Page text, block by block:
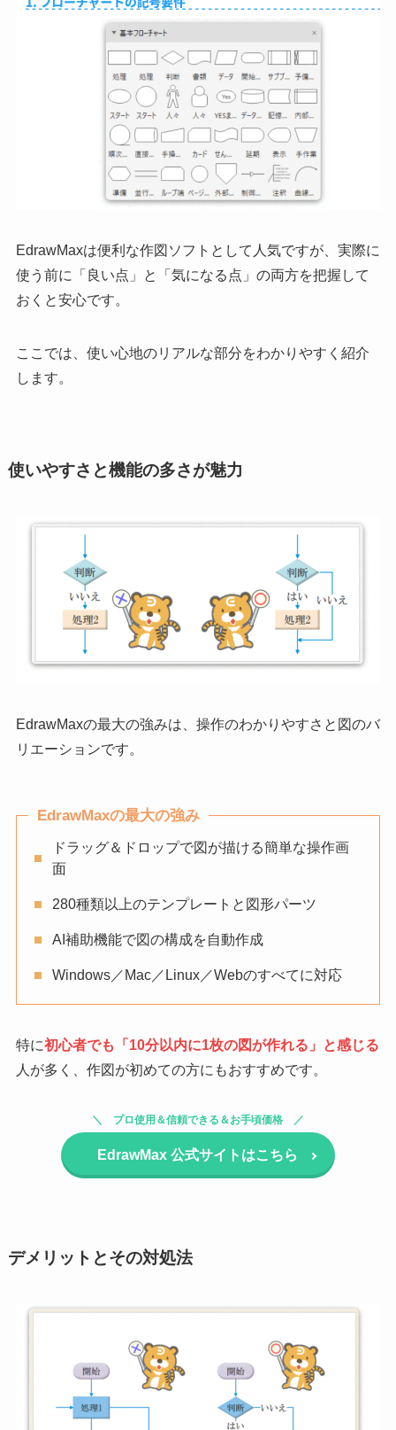
EdrawMaxは便利な作図ソフトとして人気ですが、実際に
使う前に「良い点」と「気になる点」の両方を把握して
おくと安心です。
ここでは、使い心地のリアルな部分をわかりやすく紹介
します。
使いやすさと機能の多さが魅力
EdrawMaxの最大の強みは、操作のわかりやすさと図のバ
リエーションです。
EdrawMaxの最大の強み
ドラッグ＆ドロップで図が描ける簡単な操作画
面
280種類以上のテンプレートと図形パーツ
AI補助機能で図の構成を自動作成
Windows／Mac／Linux／Webのすべてに対応
特に初心者でも「10分以内に1枚の図が作れる」と感じる
人が多く、作図が初めての方にもおすすめです。
プロ使用＆信頼できる＆お手頃価格
EdrawMax 公式サイトはこちら
デメリットとその対処法